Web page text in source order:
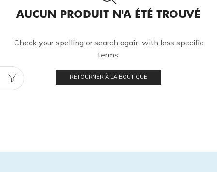
AUCUN PRODUIT N'A ÉTÉ TROUVÉ
Check your spelling or search again with less specific
terms.
RETOURNER À LA BOUTIQUE